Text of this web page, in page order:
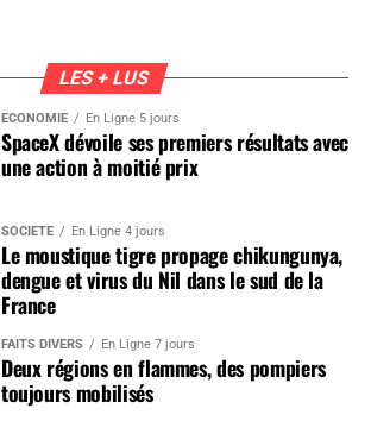
LES + LUS
ÉCONOMIE En Ligne 5 jours
SpaceX dévoile ses premiers résultats avec
une action à moitié prix
SOCIÉTÉ En Ligne 4 jours
Le moustique tigre propage chikungunya,
dengue et virus du Nil dans le sud de la
France
FAITS DIVERS En Ligne 7 jours
Deux régions en flammes, des pompiers
toujours mobilisés